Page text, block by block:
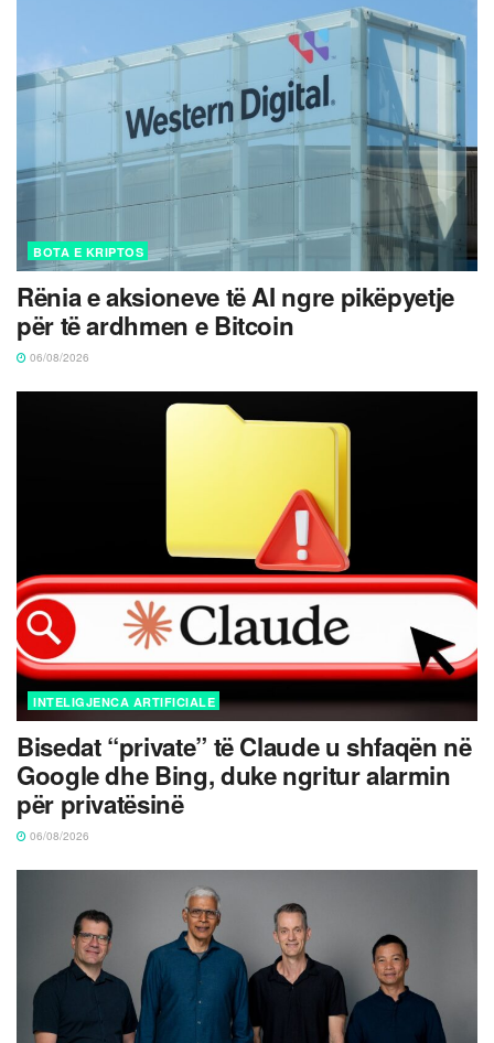
BOTA E KRIPTOS
Rënia e aksioneve të AI ngre pikëpyetje
për të ardhmen e Bitcoin
06/08/2026
INTELIGJENCA ARTIFICIALE
Bisedat “private” të Claude u shfaqën në
Google dhe Bing, duke ngritur alarmin
për privatësinë
06/08/2026